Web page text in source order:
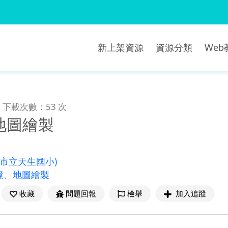
新上架資源 資源分類 Web
下載次數：53 次
圖繪製
立天生國小)
、 地圖繪製
收藏 問題回報 檢舉 加入追蹤